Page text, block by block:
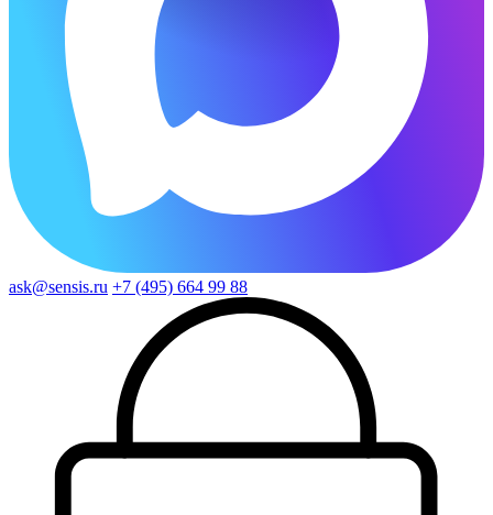
ask@sensis.ru +7 (495) 664 99 88